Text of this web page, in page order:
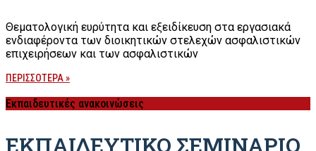
Θεματολογική ευρύτητα και εξειδίκευση στα εργασιακά
ενδιαφέροντα των διοικητικών στελεχών ασφαλιστικών
επιχειρήσεων και των ασφαλιστικών
ΠΕΡΙΣΣΟΤΕΡΑ »
Εκπαιδευτικές ανακοινώσεις
ΕΚΠΑΙΔΕΥΤΙΚΟ ΣΕΜΙΝΑΡΙΟ